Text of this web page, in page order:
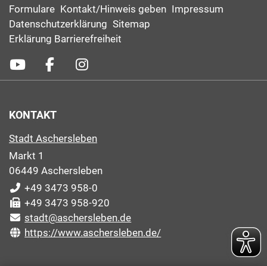
Formulare Kontakt/Hinweis geben Impressum
Datenschutzerklärung Sitemap
Erklärung Barrierefreiheit
KONTAKT
Stadt Aschersleben
Markt 1
06449 Aschersleben
+49 3473 958-0
+49 3473 958-920
stadt@aschersleben.de
https://www.aschersleben.de/